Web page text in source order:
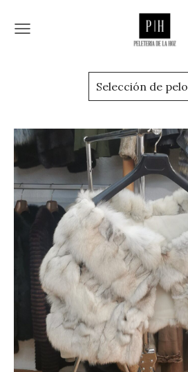
Selección de pelo